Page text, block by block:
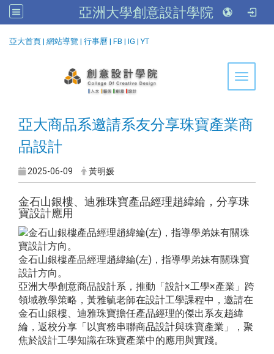
亞洲大學創意設計學院
亞大首頁 | 網站導覽 | 行事曆 | FB | IG | YT
Toggle
亞大商品系邀請系友分享珠寶產業商
品設計
2025-06-09 黃明媛
金石山銀樓、迪雅珠寶產品經理趙緯綸，分享珠
寶設計應用
金石山銀樓產品經理趙緯綸(左)，指導學弟妹有關珠寶
設計方向。
亞洲大學創意商品設計系，推動「設計×工學×產業」跨
領域教學策略，黃雅毓老師在設計工學課程中，邀請在
金石山銀樓、迪雅珠寶擔任產品經理的傑出系友趙緯
綸，返校分享「以實務串聯商品設計與珠寶產業」，聚
焦於設計工學知識在珠寶產業中的應用與實踐。